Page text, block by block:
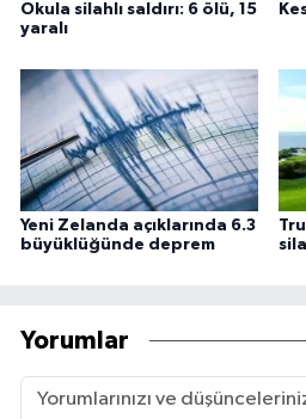
Okula silahlı saldırı: 6 ölü, 15
yaralı
Yeni Zelanda açıklarında 6.3
büyüklüğünde deprem
Yorumlar